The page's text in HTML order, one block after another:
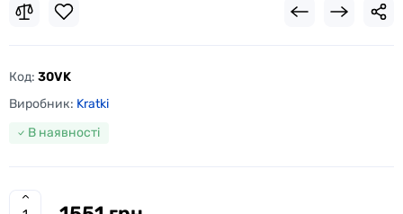
Код: 30VK
Виробник: Kratki
В наявності